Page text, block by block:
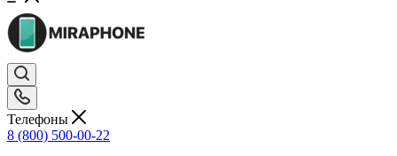
Телефоны
8 (800) 500-00-22